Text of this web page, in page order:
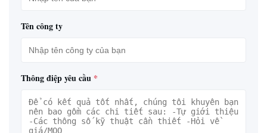
Tên công ty
Thông điệp yêu cầu *